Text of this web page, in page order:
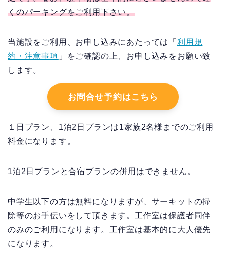
くのパーキングをご利用下さい。
当施設をご利用、お申し込みにあたっては「 利用規
約・注意事項 」をご確認の上、お申し込みをお願い致
します。
お問合せ予約はこちら
１日プラン、1泊2日プランは1家族2名様までのご利用
料金になります。
1泊2日プランと合宿プランの併用はできません。
中学生以下の方は無料になりますが、サーキットの掃
除等のお手伝いをして頂きます。工作室は保護者同伴
のみのご利用になります。工作室は基本的に大人優先
になります。